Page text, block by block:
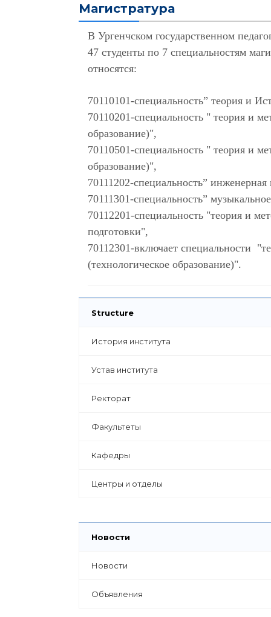
Магистратура
В Ургенчском государственном
47 студенты по 7 специальностям
относятся:
70110101-специальность” теория и
70110201-специальность " теория и
образование)",
70110501-специальность " теория и
образование)",
70111202-специальность”
70111301-специальность”
70112201-специальность "теория и
подготовки",
70112301-включает специальности
(технологическое образование)".
Structure
История института
Устав института
Ректорат
Факультеты
Кафедры
Центры и отделы
Новости
Новости
Объявления